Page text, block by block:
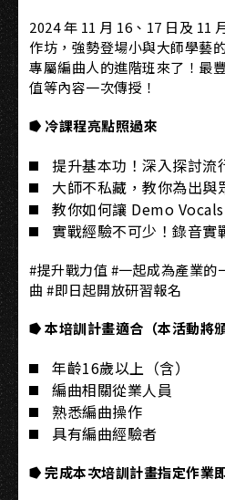
2024 年 11 月 16、17 日及 11
作坊，強勢登場小與大師學藝
專屬編曲人的進階班來了！最
值等內容一次傳授！
⭓ 冷課程亮點照過來
提升基本功！深入探討流
大師不私藏，教你為出與
教你如何讓 Demo
實戰經驗不可少！錄音實
#提升戰力值 #一起成為產業的
曲 #即日起開放研習報名
⭓ 本培訓計畫適合（本活動將
年齡16歲以上（含）
編曲相關從業人員
熟悉編曲操作
具有編曲經驗者
⭓ 完成本次培訓計畫指定作業